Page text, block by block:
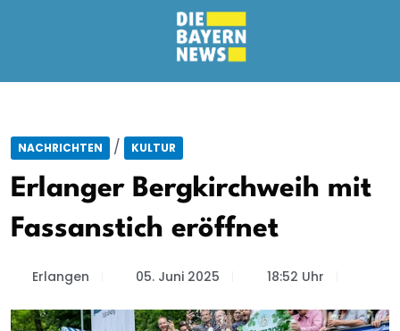
NACHRICHTEN / KULTUR
Erlanger Bergkirchweih mit
Fassanstich eröffnet
Erlangen 05. Juni 2025 18:52 Uhr